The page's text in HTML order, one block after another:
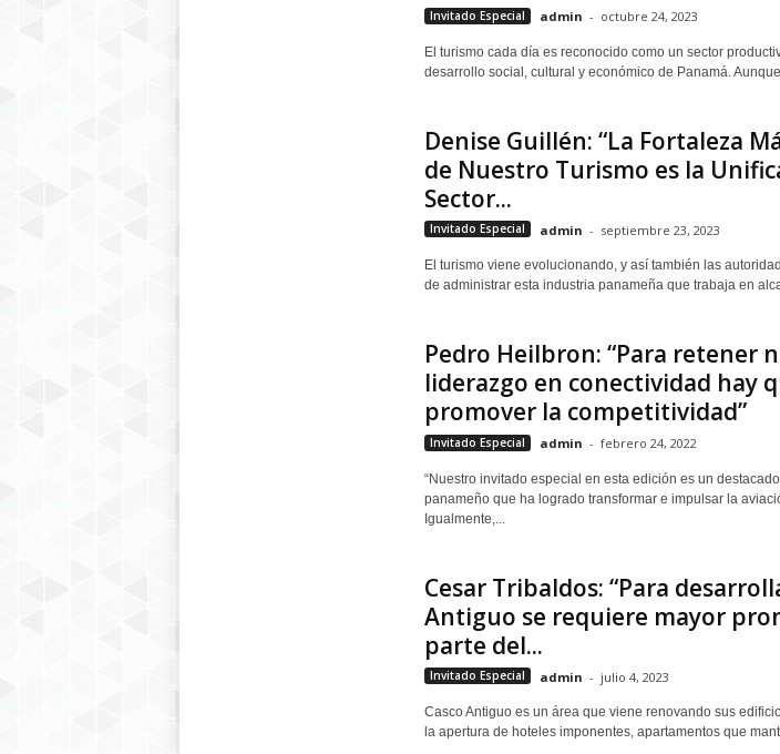
Invitado Especial admin - octubre 24, 2023
El turismo cada día es reconocido como un sector
desarrollo social, cultural y económico de Panamá. Aunque
Denise Guillén: “La Fortaleza
de Nuestro Turismo es la
Sector...
Invitado Especial admin - septiembre 23, 2023
El turismo viene evolucionando, y así también las
de administrar esta industria panameña que trabaja en
Pedro Heilbron: “Para retener
liderazgo en conectividad hay
promover la competitividad”
Invitado Especial admin - febrero 24, 2022
“Nuestro invitado especial en esta edición es un
panameño que ha logrado transformar e impulsar la
Igualmente,...
Cesar Tribaldos: “Para
Antiguo se requiere mayor
parte del...
Invitado Especial admin - julio 4, 2023
Casco Antiguo es un área que viene renovando sus
la apertura de hoteles imponentes, apartamentos que